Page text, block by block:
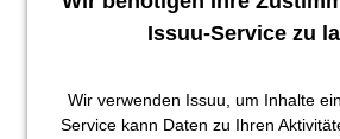
Issuu-Service zu
Wir verwenden Issuu, um Inhalte
Service kann Daten zu Ihren